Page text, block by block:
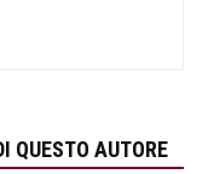
QUESTO AUTORE